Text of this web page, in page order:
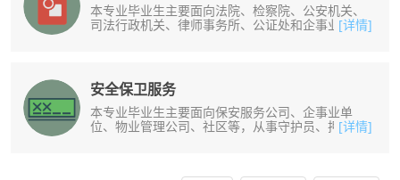
本专业毕业生主要面向法院、检察院、公安机关、
司法行政机关、律师事务所、公证处和企事业单[详情]
安全保卫服务
本专业毕业生主要面向保安服务公司、企事业单
位、物业管理公司、社区等，从事守护员、押运[详情]